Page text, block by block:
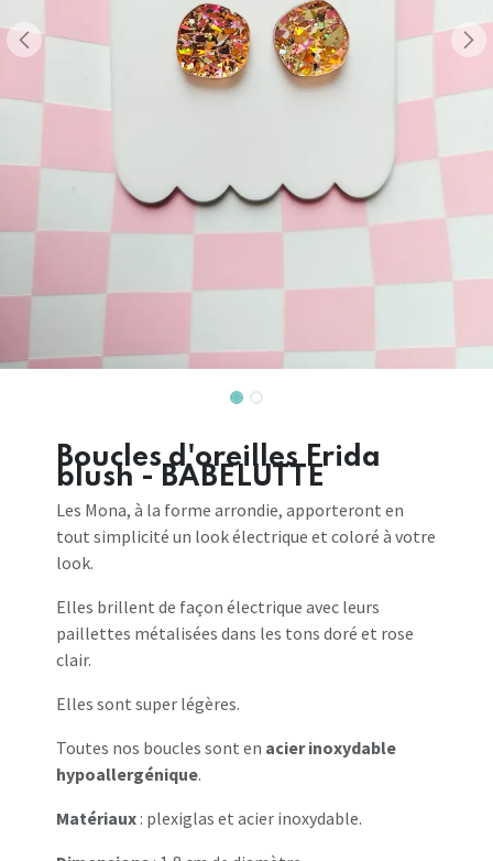
Boucles d'oreilles Frida
blush - BABELUTTE
Les Mona, à la forme arrondie, apporteront en
tout simplicité un look électrique et coloré à votre
look.
Elles brillent de façon électrique avec leurs
paillettes métalisées dans les tons doré et rose
clair.
Elles sont super légères.
Toutes nos boucles sont en acier inoxydable
hypoallergénique.
Matériaux: plexiglas et acier inoxydable.